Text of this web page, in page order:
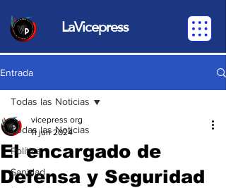
LaVicepress
Entrada
Todas las Noticias
Política
Sanidad
Todas las Noticias
El encargado de
Defensa y Seguridad
vicepress org
11 jun 2024